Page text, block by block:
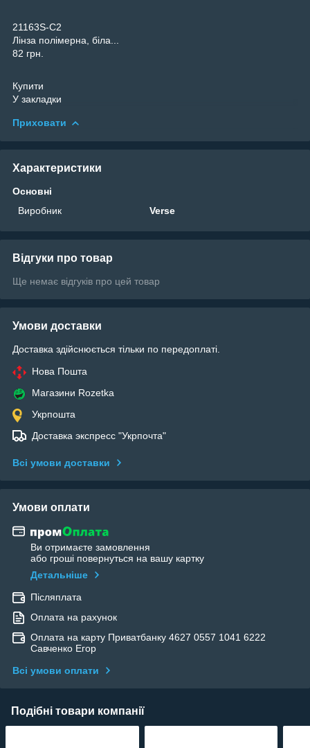
21163S-C2
Лінза полімерна, біла...
82 грн.
Купити
У закладки
Приховати
Характеристики
Основні
Виробник
Verse
Відгуки про товар
Ще немає відгуків про цей товар
Умови доставки
Доставка здійснюється тільки по передоплаті.
Нова Пошта
Магазини Rozetka
Укрпошта
Доставка экспресс "Укрпочта"
Всі умови доставки
Умови оплати
Ви отримаєте замовлення
або гроші повернуться на вашу картку
Детальніше
Післяплата
Оплата на рахунок
Оплата на карту Приватбанку 4627 0557 1041 6222
Савченко Егор
Всі умови оплати
Подібні товари компанії